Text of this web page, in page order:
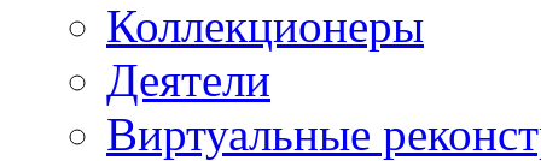
Коллекционеры
Деятели
Виртуальные